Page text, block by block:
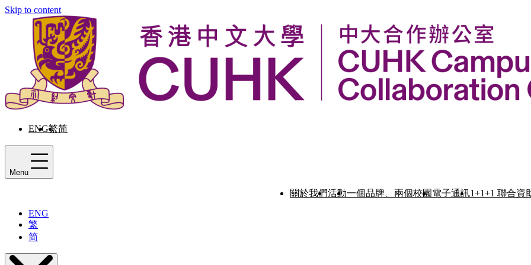
Skip to content
ENG繁简
Menu
關於我們活動一個品牌、兩個校園 電子通訊1+1+1 聯合資
ENG
繁
简